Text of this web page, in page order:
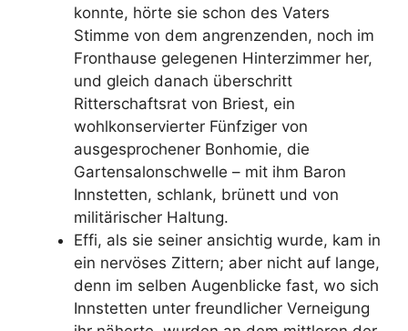
konnte, hörte sie schon des Vaters
Stimme von dem angrenzenden, noch im
Fronthause gelegenen Hinterzimmer her,
und gleich danach überschritt
Ritterschaftsrat von Briest, ein
wohlkonservierter Fünfziger von
ausgesprochener Bonhomie, die
Gartensalonschwelle – mit ihm Baron
Innstetten, schlank, brünett und von
militärischer Haltung.
Effi, als sie seiner ansichtig wurde, kam in
ein nervöses Zittern; aber nicht auf lange,
denn im selben Augenblicke fast, wo sich
Innstetten unter freundlicher Verneigung